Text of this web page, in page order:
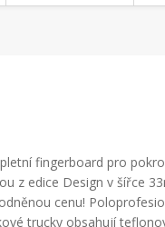
fingerboard pro
z edice Design v šířce
cenu!
trucky obsahují